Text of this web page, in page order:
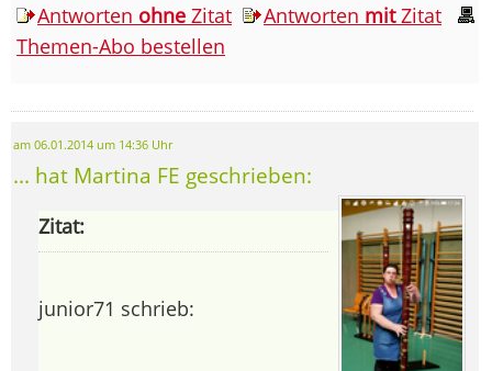
Antworten ohne Zitat Antworten mitZitat
Themen-Abo bestellen
am 06.01.2014 um 14:36 Uhr
... hat Martina FE geschrieben:
Zitat:
junior71 schrieb: